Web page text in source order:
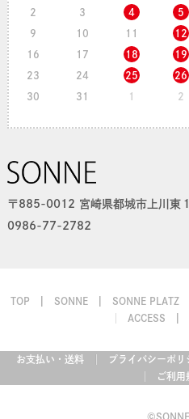
2 3 4 5
9 10 11 12
16 17 18 19
23 24 25 26
30 31 1 2
〒885-0012 宮崎県都城市上川東
0986-77-2782
TOP SONNE SONNE PLATZ
ACCESS
お支払い・送料 プライバシーポリ
ご利用